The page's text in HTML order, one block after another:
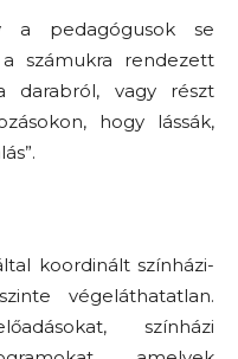
a pedagógusok se
számukra rendezett
darabról, vagy részt
hogy lássák,
koordinált színházi-
végeláthatatlan.
színházi